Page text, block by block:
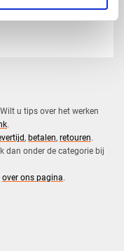
u tips over het werken
.
, betalen, retouren.​
dan onder de categorie bij
over ons pagina.